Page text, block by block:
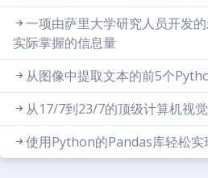
一项由萨里大学研究人员开发
实际掌握的信息量
从图像中提取文本的前5个
从17/7到23/7的顶级计算机视
使用Python的Pandas库轻松实